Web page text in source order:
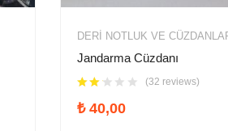
DERI NOTLUK VE
Jandarma Cüzdanı
(32 reviews)
₺40,00